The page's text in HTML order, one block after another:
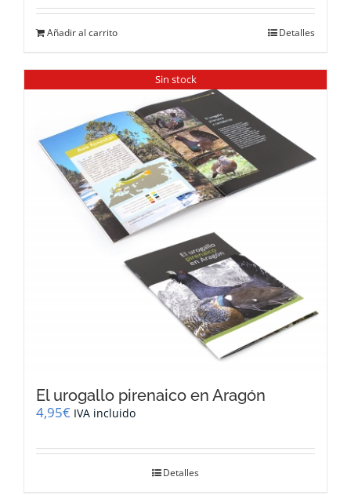
Añadir al carrito Detalles
Sin stock
El urogallo pirenaico en Aragón
4,95€ IVA incluido
Detalles